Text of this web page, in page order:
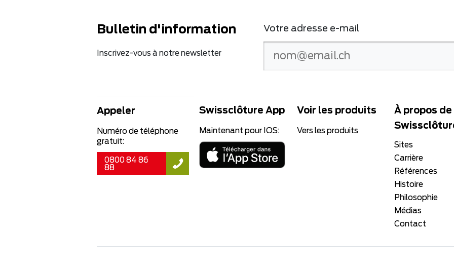
Bulletin d'information
Inscrivez-vous à notre newsletter
Votre adresse e-mail
Appeler
Numéro de téléphone
gratuit:
0800 84 86
88
Swissclôture App
Maintenant pour IOS:
Voir les produits
Vers les produits
À propos de
Sites
Carrière
Références
Histoire
Philosophie
Médias
Contact